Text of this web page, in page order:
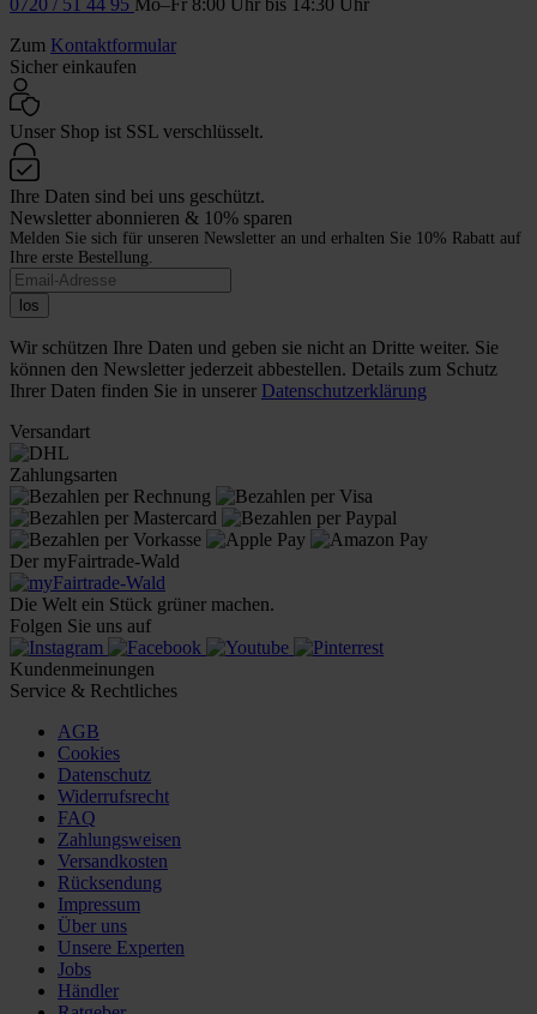
Zum Kontaktformular
Sicher einkaufen
Unser Shop ist SSL verschlüsselt.
Ihre Daten sind bei uns geschützt.
Newsletter abonnieren & 10% sparen
Melden Sie sich für unseren Newsletter an und erhalten Sie 10% Rabatt auf
Ihre erste Bestellung.
los
Wir schützen Ihre Daten und geben sie nicht an Dritte weiter. Sie
können den Newsletter jederzeit abbestellen. Details zum Schutz
Ihrer Daten finden Sie in unserer Datenschutzerklärung
Versandart
Zahlungsarten
Der myFairtrade-Wald
Die Welt ein Stück grüner machen.
Folgen Sie uns auf
Kundenmeinungen
Service & Rechtliches
AGB
Cookies
Datenschutz
Widerrufsrecht
FAQ
Zahlungsweisen
Versandkosten
Rücksendung
Impressum
Über uns
Unsere Experten
Jobs
Händler